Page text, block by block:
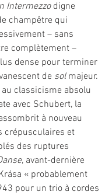
Intermezzo digne
champêtre qui
– sans
complètement –
dense pour terminer
de sol majeur.
classicisme absolu
avec Schubert, la
à nouveau
crépusculaires et
des ruptures
, avant-dernière
« probablement
pour un trio à cordes